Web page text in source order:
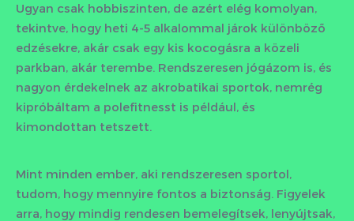
Ugyan csak hobbiszinten, de azért elég komolyan,
tekintve, hogy heti 4-5 alkalommal járok különböző
edzésekre, akár csak egy kis kocogásra a közeli
parkban, akár terembe. Rendszeresen jógázom is, és
nagyon érdekelnek az akrobatikai sportok, nemrég
kipróbáltam a polefitnesst is például, és
kimondottan tetszett.
Mint minden ember, aki rendszeresen sportol,
tudom, hogy mennyire fontos a biztonság. Figyelek
arra, hogy mindig rendesen bemelegítsek, lenyújtsak,